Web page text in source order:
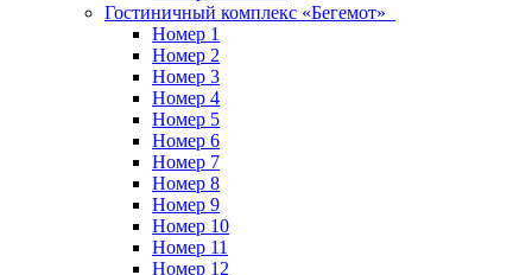
Гостиничный комплекс «Бегемот»
Номер 1
Номер 2
Номер 3
Номер 4
Номер 5
Номер 6
Номер 7
Номер 8
Номер 9
Номер 10
Номер 11
Номер 12